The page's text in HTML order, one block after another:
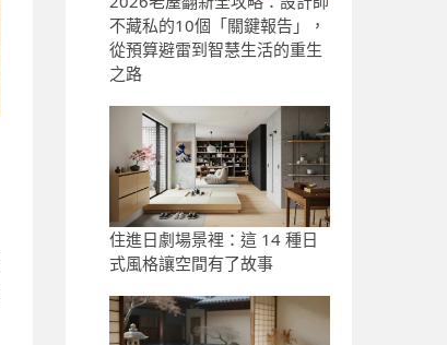
不藏私的10個「關鍵報告」，
從預算避雷到智慧生活的重生
之路
住進日劇場景裡：這 14 種日
式風格讓空間有了故事